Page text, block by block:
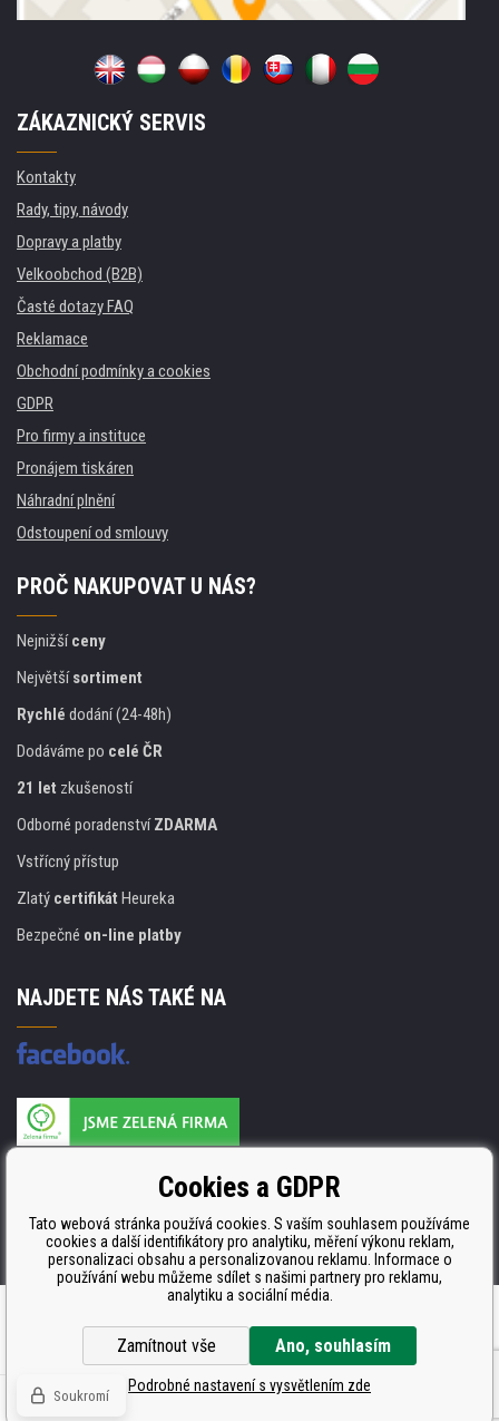
ZÁKAZNICKÝ SERVIS
Kontakty
Rady, tipy, návody
Dopravy a platby
Velkoobchod (B2B)
Časté dotazy FAQ
Reklamace
Obchodní podmínky a cookies
GDPR
Pro firmy a instituce
Pronájem tiskáren
Náhradní plnění
Odstoupení od smlouvy
PROČ NAKUPOVAT U NÁS?
Nejnižšíceny
Největšísortiment
Rychlé dodání (24-48h)
Dodáváme po celé ČR
21 let zkušeností
Odborné poradenstvíZDARMA
Vstřícný přístup
Zlatý certifikát Heureka
Bezpečné on-line platby
NAJDETE NÁS TAKÉ NA
ISO 9001. ISO 14001 a STMC.
Internetové obchodyawww stránky:BINARGON.cz
© Všechna práva vyhrazena CDRmarket.cz -
Cookies a GDPR
Tato webová stránka používá cookies. S vaším souhlasem používáme
cookies a další identifikátory pro analytiku, měření výkonu reklam,
personalizaci obsahu a personalizovanou reklamu. Informace o
používání webu můžeme sdílet s našimi partnery pro reklamu,
analytiku a sociální média.
Zamítnout vše Ano, souhlasím
Podrobné nastavení s vysvětlením zde
Soukromí